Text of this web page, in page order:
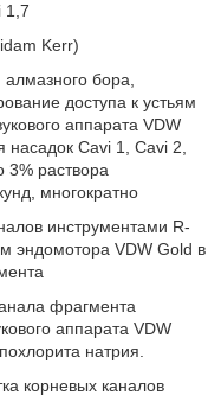
1,7
Kerr)
бора,
доступа к устьям
аппарата VDW
насадок Cavi 1, Cavi 2,
3% раствора
многократно
инструментами R-
эндомотора VDW Gold в
фрагмента
аппарата VDW
натрия.
корневых каналов